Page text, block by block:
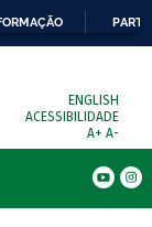
ENGLISH
ACESSIBILIDADE
A+ A-